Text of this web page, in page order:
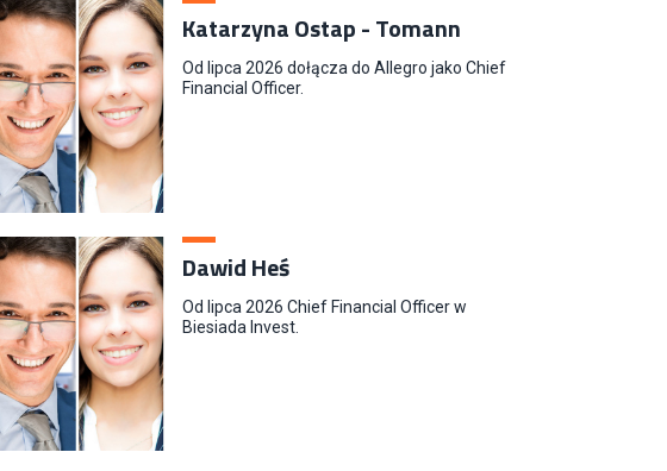
Katarzyna Ostap - Tomann
Od lipca 2026 dołącza do Allegro jako Chief
Financial Officer.
Dawid Heś
Od lipca 2026 Chief Financial Officer w
Biesiada Invest.